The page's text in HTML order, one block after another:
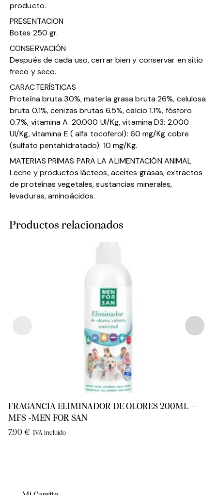
producto.
PRESENTACION
Botes 250 gr.
CONSERVACIÓN
Después de cada uso, cerrar bien y conservar en sitio
freco y seco.
CARACTERÍSTICAS
Proteína bruta 30%, materia grasa bruta 26%, celulosa
bruta 0.1%, cenizas brutas 6.5%, calcio 1.1%, fósforo
0.7%, vitamina A: 20.000 UI/Kg, vitamina D3: 2.000
UI/Kg, vitamina E ( alfa tocoferol): 60 mg/Kg cobre
(sulfato pentahidratado): 10 mg/Kg.
MATERIAS PRIMAS PARA LA ALIMENTACIÓN ANIMAL
Leche y productos lácteos, aceites grasas, extractos
de proteínas vegetales, sustancias minerales,
levaduras, aminoácidos.
Productos relacionados
FRAGANCIA ELIMINADOR DE OLORES 200ML –
MFS -MEN FOR SAN
7,90 € IVA incluido